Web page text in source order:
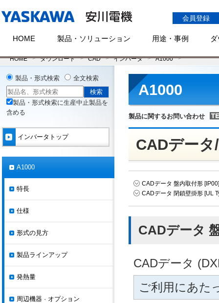
会員登録
HOME 製品・ソリューション 用途・事例
HOME ダウンロード CAD インバータ A1000
A1000
製品に関するお問い合わせ
CADデー
CADデータ 盤内取付形
CADデータ 閉鎖壁掛形 [UL
CADデータ
CADデータ
ご利用にあた
製品・形式検索 全文検索
製品・形式検索に生産中止製品を
含める
インバータトップ
A1000
特長
仕様
形式の見方
製品ラインアップ
発熱量
周辺機器 · オプション